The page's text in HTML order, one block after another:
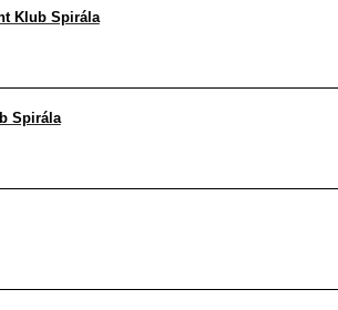
Klub Spirála
Spirála